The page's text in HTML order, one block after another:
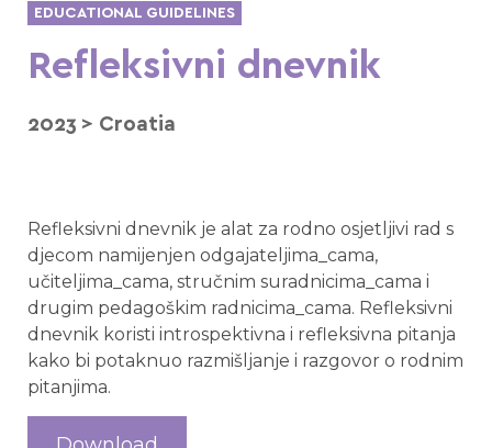
EDUCATIONAL GUIDELINES
Refleksivni dnevnik
2023 > Croatia
Refleksivni dnevnik je alat za rodno osjetljivi rad s
djecom namijenjen odgajateljima_cama,
učiteljima_cama, stručnim suradnicima_cama i
drugim pedagoškim radnicima_cama. Refleksivni
dnevnik koristi introspektivna i refleksivna pitanja
kako bi potaknuo razmišljanje i razgovor o rodnim
pitanjima.